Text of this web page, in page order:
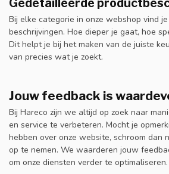
Bij elke categorie in onze webshop vind
beschrijvingen. Hoe dieper je gaat, hoe
Dit helpt je bij het maken van de juiste
van precies wat je zoekt.
Jouw feedback is
Bij Hareco zijn we altijd op zoek naar
en service te verbeteren. Mocht je
hebben over onze website, schroom dan
op te nemen. We waarderen jouw
om onze diensten verder te optimaliseren.